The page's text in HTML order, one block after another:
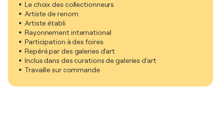
Le choix des collectionneurs
Artiste de renom
Artiste établi
Rayonnement international
Participation à des foires
Repéré par des galeries d'art
Inclus dans des curations de galeries d'art
Travaille sur commande